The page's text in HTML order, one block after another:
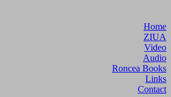
Home
ZIUA
Video
Audio
Roncea Books
Links
Contact